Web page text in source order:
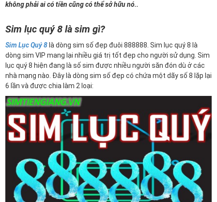
không phải ai có tiền cũng có thể sở hữu nó..
Sim lục quý 8 là sim gì?
Sim Lục Quý 8 là dòng sim số đẹp đuôi 888888. Sim lục quý 8 là
dòng sim VIP mang lại nhiều giá trị tốt đẹp cho người sử dụng. Sim
lục quý 8 hiện đang là số sim được nhiều người săn đón dù ở các
nhà mạng nào. Đây là dòng sim số đẹp có chứa một dãy số 8 lặp lại
6 lần và được chia làm 2 loại: